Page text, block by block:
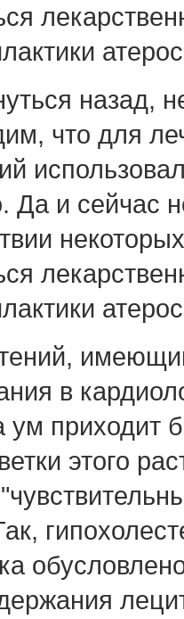
назад,
что для
Да и сейчас
в
ум приходит
этого